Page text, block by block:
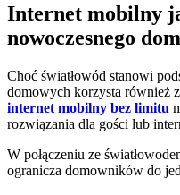
Internet mobilny
nowoczesnego
Choć światłowód stanowi
domowych korzysta również
internet mobilny bez limitu
rozwiązania dla gości lub
W połączeniu ze
ogranicza domowników do